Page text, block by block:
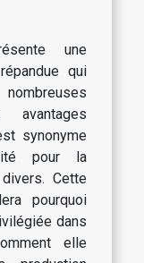
une
qui
synonyme
pour la
Cette
pourquoi
dans
elle